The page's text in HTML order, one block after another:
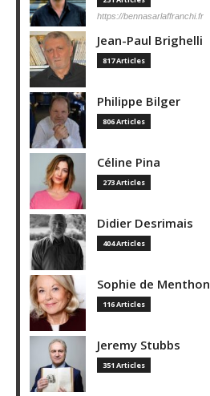
https://bennasarlaffranchi.fr
Jean-Paul Brighelli
817 Articles
Philippe Bilger
806 Articles
Céline Pina
273 Articles
Didier Desrimais
404 Articles
Sophie de Menthon
116 Articles
Jeremy Stubbs
351 Articles